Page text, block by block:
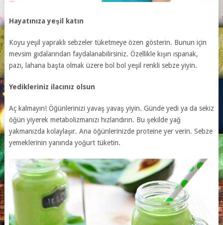
Hayatınıza yeşil katın
Koyu yeşil yapraklı sebzeler tüketmeye özen gösterin. Bunun için
mevsim gıdalarından faydalanabilirsiniz. Özellikle kışın ıspanak,
pazı, lahana başta olmak üzere bol bol yeşil renkli sebze yiyin.
Yedikleriniz ilacınız olsun
Aç kalmayın! Öğünlerinizi yavaş yavaş yiyin. Günde yedi ya da sekiz
öğün yiyerek metabolizmanızı hızlandırın. Bu şekilde yağ
yakmanızda kolaylaşır. Ana öğünlerinizde proteine yer verin. Sebze
yemeklerinin yanında yoğurt tüketin.